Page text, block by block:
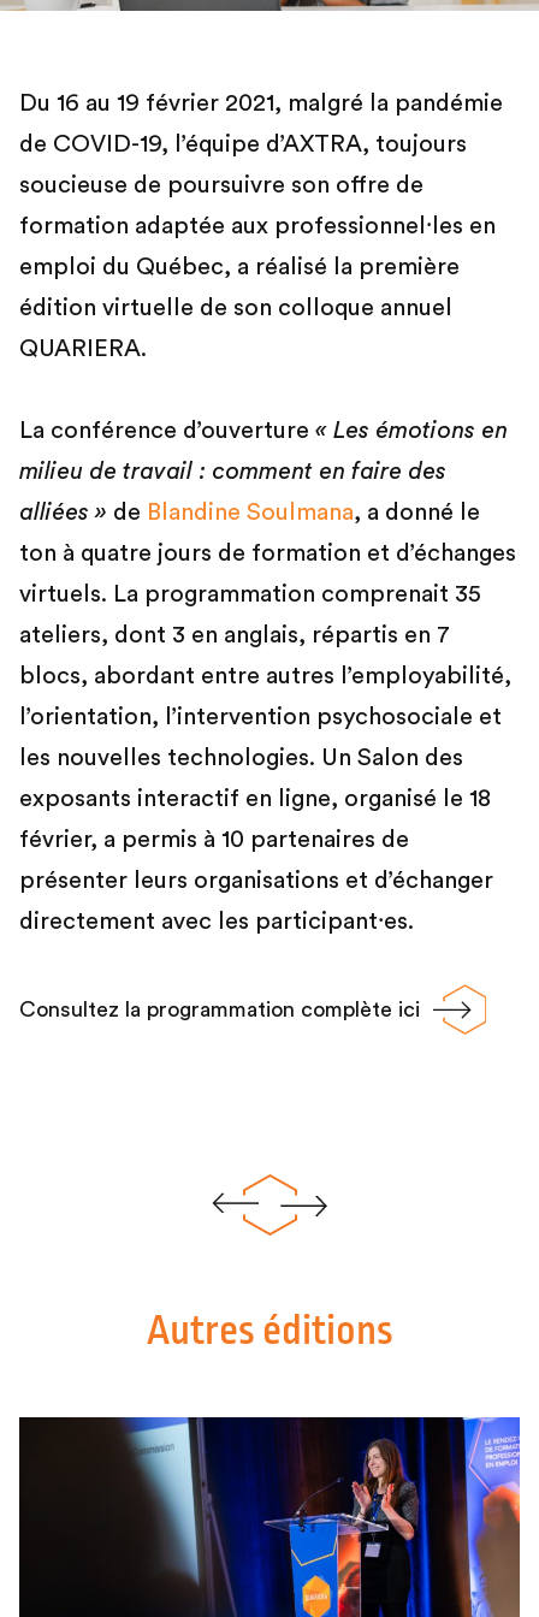
Du 16 au 19 février 2021, malgré la pandémie
de COVID-19, l’équipe d’AXTRA, toujours
soucieuse de poursuivre son offre de
formation adaptée aux professionnel⸱les en
emploi du Québec, a réalisé la première
édition virtuelle de son colloque annuel
QUARIERA.
La conférence d’ouverture « Les émotions en
milieu de travail : comment en faire des
alliées » de Blandine Soulmana, a donné le
ton à quatre jours de formation et d’échanges
virtuels. La programmation comprenait 35
ateliers, dont 3 en anglais, répartis en 7
blocs, abordant entre autres l’employabilité,
l’orientation, l’intervention psychosociale et
les nouvelles technologies. Un Salon des
exposants interactif en ligne, organisé le 18
février, a permis à 10 partenaires de
présenter leurs organisations et d’échanger
directement avec les participant⸱es.
Consultez la programmation complète ici
Autres éditions